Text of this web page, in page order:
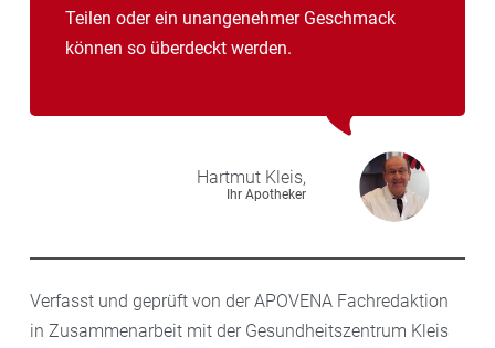
Teilen oder ein unangenehmer Geschmack
können so überdeckt werden.
Hartmut Kleis,
Ihr Apotheker
Verfasst und geprüft von der APOVENA Fachredaktion
in Zusammenarbeit mit der Gesundheitszentrum Kleis